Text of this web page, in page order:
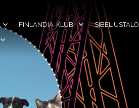
FINLANDIA-KLUBI
SIBELIUSTALO